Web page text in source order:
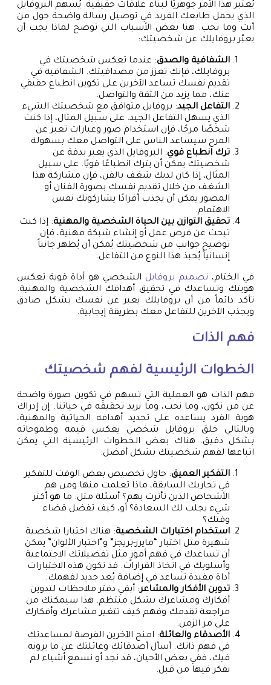
يُعتبر هذا الأمر جوهريًا لبناء علاقات حقيقية. يُسهم البروفايل
الذي يحمل طابعك الفريد في توصيل رسالة واضحة حول من
أنت وما تحب. هنا بعض الأسباب التي توضح لماذا يجب أن
يعبّر بروفايلك عن شخصيتك:
الشفافية والصدق: عندما تعكس شخصيتك في
بروفايلك، فإنك تعزز من مصداقيتك. الشفافية في
تقديم نفسك تساعد الآخرين على تكوين انطباع حقيقي
عنك، مما يزيد من الثقة والتواصل.
التفاعل الجيد: بروفايل متوافق مع شخصيتك الشيء
الذي يسهل التفاعل الجيد. على سبيل المثال، إذا كنت
شخصًا مرحًا، فإن استخدام صور وعبارات تعبر عن
المرح سيساعد الناس على التواصل معك بسهولة.
ترك انطباع قوي: البروفايل الذي يعبر بدقة عن
شخصيتك يمكن أن يترك انطباعًا قويًا. على سبيل
المثال، إذا كان لديك شغف بالفن، فإن مشاركة هذا
الشغف من خلال تقديم نفسك بصورة الفنان أو
المصور يمكن أن يجذب أفرادًا يشاركونك نفس
الاهتمام.
تحقيق التوازن بين الحياة الشخصية والمهنية: إذا كنت
تبحث عن فرص عمل أو إنشاء شبكة مهنية، فإن
توضيح جوانب من شخصيتك يُمكن أن يُظهر جانباً
إنسانياً يُحبذ هذا النوع من التفاعل.
في الختام، تصميم بروفايل الشخصي هو أداة قوية تعكس
هويتك وتساعدك في تحقيق أهدافك الشخصية والمهنية.
تأكد دائماً من أن بروفايلك يعبر عن نفسك بشكل صادق
ويجذب الآخرين للتفاعل معك بطريقة إيجابية.
فهم الذات
الخطوات الرئيسية لفهم شخصيتك
فهم الذات هو العملية التي تسهم في تكوين صورة واضحة
عن من نكون، وما نحب، وما نريد تحقيقه في حياتنا. إن إدراك
هوية الفرد يساعده على تحديد أهدافه الحياتية والمهنية،
وبالتالي خلق بروفايل شخصي يعكس قيمه وطموحاته
بشكل دقيق. هناك بعض الخطوات الرئيسية التي يمكن
اتباعها لفهم شخصيتك بشكل أفضل:
التفكير العميق: حاول تخصيص بعض الوقت للتفكير
في تجاربك السابقة، ماذا تعلمت منها ومن هم
الأشخاص الذين تأثرت بهم؟ أسئلة مثل: ما هو أكثر
شيء يجلب لك السعادة؟ أو، كيف تفضل قضاء
وقتك؟
استخدام اختبارات الشخصية: هناك اختبارا شخصية
شهيرة مثل اختبار “مايرز-بريجز” و”اختبار الألوان” يمكن
أن تساعدك في فهم أمورٍ مثل تفضيلاتك الاجتماعية
وأسلوبك في اتخاذ القرارات. قد تكون هذه الاختبارات
أداة مفيدة تساعد في إضافة بُعد جديد لفهمك.
تدوين الأفكار والمشاعر: أبقي دفتر ملاحظات لتدوين
أفكارك ومشاعرك بشكل منتظم. هذا سيمكنك من
مراجعة تقدمك وفهم كيف تتغير مشاعرك وأفكارك
على مر الزمن.
الأصدقاء والعائلة: امنح الآخرين الفرصة لمساعدتك
في فهم ذاتك. أسأل أصدقائك وعائلتك عن ما يرونه
فيك، ففي بعض الأحيان، قد نجد أو نسمع أشياء لم
نفكر فيها من قبل.